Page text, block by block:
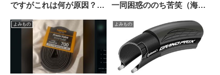
ですがこれは何が原因？
一同困惑ののち苦笑（海外
よみもの よみもの